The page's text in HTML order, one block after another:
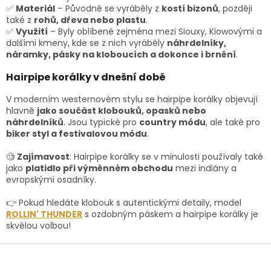
✅ Materiál – Původně se vyráběly z kostí bizonů, později
také z rohů, dřeva nebo plastu.
✅ Využití – Byly oblíbené zejména mezi Siouxy, Kiowovými a
dalšími kmeny, kde se z nich vyráběly náhrdelníky,
náramky, pásky na kloboucích a dokonce i brnění.
Hairpipe korálky v dnešní době
V moderním westernovém stylu se hairpipe korálky objevují
hlavně jako součást klobouků, opasků nebo
náhrdelníků. Jsou typické pro country módu, ale také pro
biker styl a festivalovou módu.
🧐 Zajímavost: Hairpipe korálky se v minulosti používaly také
jako platidlo při výměnném obchodu mezi indiány a
evropskými osadníky.
👉 Pokud hledáte klobouk s autentickými detaily, model
ROLLIN' THUNDER s ozdobným páskem a hairpipe korálky je
skvělou volbou!
Z